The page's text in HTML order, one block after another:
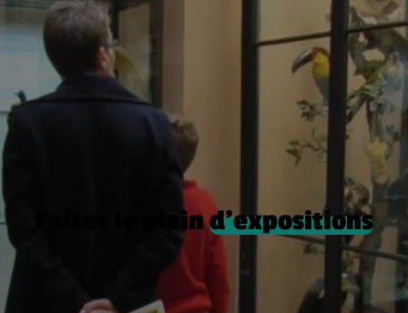
Faites le pleind’expositions